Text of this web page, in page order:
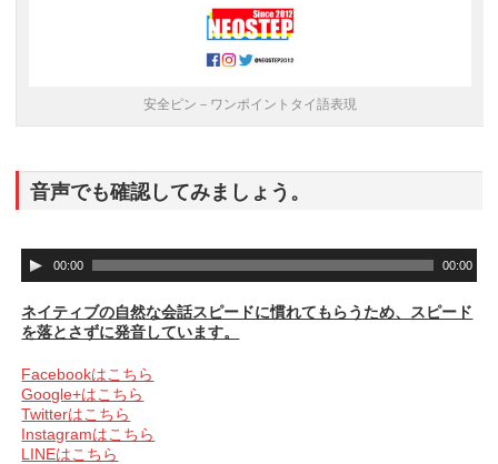
安全ピン－ワンポイントタイ語表現
音声でも確認してみましょう。
音
声
レ
ー
ー
00:00 00:00
ネイティブの自然な会話スピードに慣れてもらうため、スピード
を落とさずに発音しています。
Facebookはこちら
Google+はこちら
Twitterはこちら
Instagramはこちら
LINEはこちら